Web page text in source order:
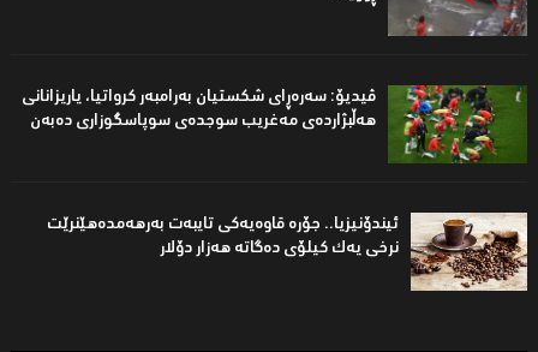
ڤیدیۆ: سەرەڕای شکستیان بەرامبەر کرواتیا، یاریزانانی
هەڵبژاردەى مەغریب سوجدەى سوپاسگوزاری دەبەن
ئیندۆنیزیا.. جۆره‌ قاوه‌یه‌كی تایبه‌ت به‌رهه‌مدەهێنرێت
نرخی یه‌ك كیلۆی ده‌گاته‌ هه‌زار دۆلار